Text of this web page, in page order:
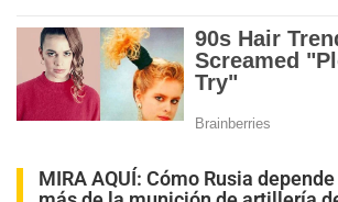
MIRA AQUÍ: Cómo Rusia